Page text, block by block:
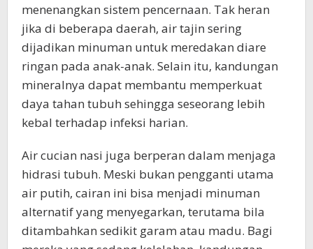
menenangkan sistem pencernaan. Tak heran
jika di beberapa daerah, air tajin sering
dijadikan minuman untuk meredakan diare
ringan pada anak-anak. Selain itu, kandungan
mineralnya dapat membantu memperkuat
daya tahan tubuh sehingga seseorang lebih
kebal terhadap infeksi harian.
Air cucian nasi juga berperan dalam menjaga
hidrasi tubuh. Meski bukan pengganti utama
air putih, cairan ini bisa menjadi minuman
alternatif yang menyegarkan, terutama bila
ditambahkan sedikit garam atau madu. Bagi